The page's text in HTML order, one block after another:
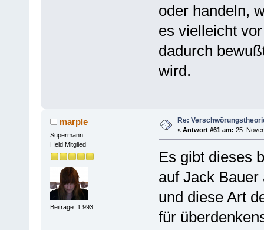
oder handeln,
es vielleicht
dadurch
wird.
marple
Supermann
Held Mitglied
Beiträge: 1.993
Re:
« Antwort #61 am: 25.
Es gibt dieses
auf Jack
und diese Art
für